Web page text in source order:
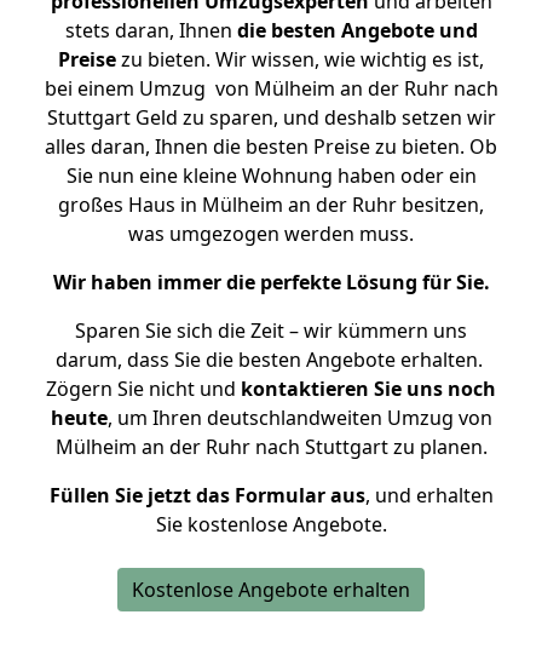
stets daran, Ihnen die besten Angebote und
Preisezu bieten. Wir wissen, wie wichtig es ist,
bei einem Umzug von Mülheim an der Ruhr nach
Stuttgart Geld zu sparen, und deshalb setzen wir
alles daran, Ihnen die besten Preise zu bieten. Ob
Sie nun eine kleine Wohnung haben oder ein
großes Haus in Mülheim an der Ruhr besitzen,
was umgezogen werden muss.
Wir haben immer die perfekte Lösung für Sie.
Sparen Sie sich die Zeit – wir kümmern uns
darum, dass Sie die besten Angebote erhalten.
Zögern Sie nicht und kontaktieren Sie uns noch
heute, um Ihren deutschlandweiten Umzug von
Mülheim an der Ruhr nach Stuttgart zu planen.
Füllen Sie jetzt das Formular aus, und erhalten
Sie kostenlose Angebote.
Kostenlose Angebote erhalten